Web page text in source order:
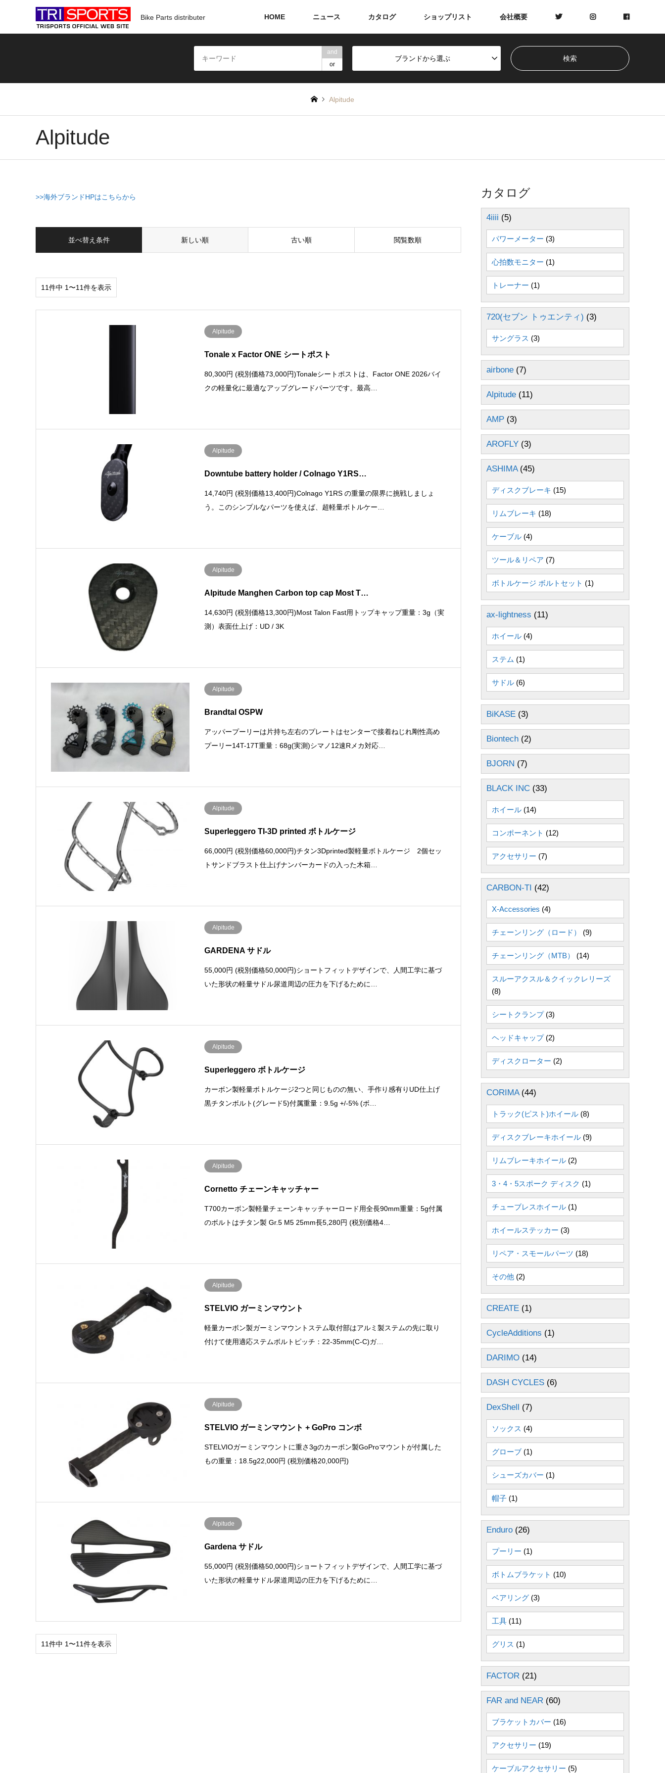
Bike Parts distributer HOME ニュース カタログ ショップリスト 会社概要
and
or
ブランドから選ぶ
Alpitude
Alpitude
>>海外ブランドHPはこちらから
並べ替え条件 新しい順 古い順 閲覧数順
11件中 1〜11件を表示
Alpitude
Tonale x Factor ONE シートポスト
80,300円 (税別価格73,000円)Tonaleシートポストは、Factor ONE 2026バイ
クの軽量化に最適なアップグレードパーツです。最高…
Alpitude
Downtube battery holder / Colnago Y1RS…
14,740円 (税別価格13,400円)Colnago Y1RS の重量の限界に挑戦しましょ
う。このシンプルなパーツを使えば、超軽量ボトルケー…
Alpitude
Alpitude Manghen Carbon top cap Most T…
14,630円 (税別価格13,300円)Most Talon Fast用トップキャップ重量：3g（実
測）表面仕上げ：UD / 3K
Alpitude
Brandtal OSPW
アッパープーリーは片持ち左右のプレートはセンターで接着ねじれ剛性高め
プーリー14T-17T重量：68g(実測)シマノ12速Rメカ対応…
Alpitude
Superleggero TI-3D printed ボトルケージ
66,000円 (税別価格60,000円)チタン3Dprinted製軽量ボトルケージ 2個セッ
トサンドブラスト仕上げナンバーカードの入った木箱…
Alpitude
GARDENA サドル
55,000円 (税別価格50,000円)ショートフィットデザインで、人間工学に基づ
いた形状の軽量サドル尿道周辺の圧力を下げるために…
Alpitude
Superleggero ボトルケージ
カーボン製軽量ボトルケージ2つと同じものの無い、手作り感有りUD仕上げ
黒チタンボルト(グレード5)付属重量：9.5g +/-5% (ボ…
Alpitude
Cornetto チェーンキャッチャー
T700カーボン製軽量チェーンキャッチャーロード用全長90mm重量：5g付属
のボルトはチタン製 Gr.5 M5 25mm長5,280円 (税別価格4…
Alpitude
STELVIO ガーミンマウント
軽量カーボン製ガーミンマウントステム取付部はアルミ製ステムの先に取り
付けて使用適応ステムボルトピッチ：22-35mm(C-C)ガ…
Alpitude
STELVIO ガーミンマウント + GoPro コンボ
STELVIOガーミンマウントに重さ3gのカーボン製GoProマウントが付属した
もの重量：18.5g22,000円 (税別価格20,000円)
Alpitude
Gardena サドル
55,000円 (税別価格50,000円)ショートフィットデザインで、人間工学に基づ
いた形状の軽量サドル尿道周辺の圧力を下げるために…
11件中 1〜11件を表示
カタログ
4iiii (5)
パワーメーター (3)
心拍数モニター (1)
トレーナー (1)
720(セブン トゥエンティ) (3)
サングラス (3)
airbone (7)
Alpitude (11)
AMP (3)
AROFLY (3)
ASHIMA(45)
ディスクブレーキ (15)
リムブレーキ (18)
ケーブル (4)
ツール＆リペア (7)
ボトルケージ ボルトセット (1)
ax-lightness (11)
ホイール (4)
ステム (1)
サドル (6)
BiKASE (3)
Biontech (2)
BJORN (7)
BLACK INC (33)
ホイール (14)
コンポーネント (12)
アクセサリー (7)
CARBON-TI (42)
X-Accessories (4)
チェーンリング（ロード） (9)
チェーンリング（MTB） (14)
スルーアクスル＆クイックレリーズ
(8)
シートクランプ(3)
ヘッドキャップ(2)
ディスクローター (2)
CORIMA(44)
トラック(ピスト)ホイール (8)
ディスクブレーキホイール (9)
リムブレーキホイール (2)
3・4・5スポーク ディスク (1)
チューブレスホイール (1)
ホイールステッカー (3)
リペア・スモールパーツ (18)
その他 (2)
CREATE (1)
CycleAdditions (1)
DARIMO (14)
DASH CYCLES (6)
DexShell (7)
ソックス (4)
グローブ (1)
シューズカバー (1)
帽子 (1)
Enduro (26)
プーリー (1)
ボトムブラケット (10)
ベアリング (3)
工具 (11)
グリス (1)
FACTOR (21)
FAR and NEAR (60)
ブラケットカバー (16)
アクセサリー (19)
ケーブルアクセサリー (5)